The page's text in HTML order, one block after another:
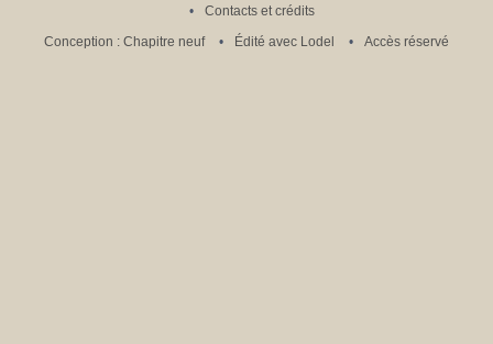
Contacts et crédits
Conception : Chapitre neuf
Édité avec Lodel Accès réservé